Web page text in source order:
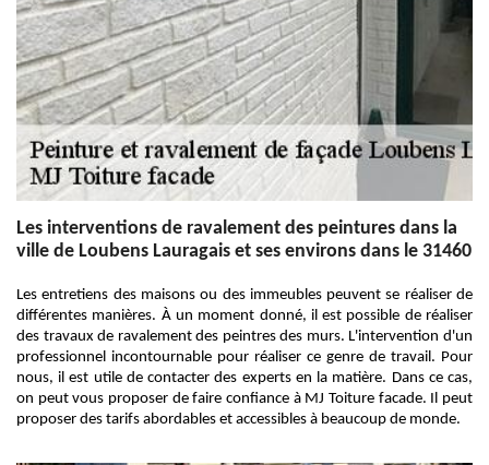
Les interventions de ravalement des peintures dans la
ville de Loubens Lauragais et ses environs dans le 31460
Les entretiens des maisons ou des immeubles peuvent se réaliser de
différentes manières. À un moment donné, il est possible de réaliser
des travaux de ravalement des peintres des murs. L'intervention d'un
professionnel incontournable pour réaliser ce genre de travail. Pour
nous, il est utile de contacter des experts en la matière. Dans ce cas,
on peut vous proposer de faire confiance à MJ Toiture facade. Il peut
proposer des tarifs abordables et accessibles à beaucoup de monde.